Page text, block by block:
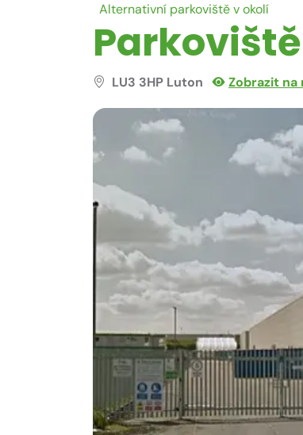
Alternativní parkoviště v okolí
LU3 3HP Luton Zobrazit na